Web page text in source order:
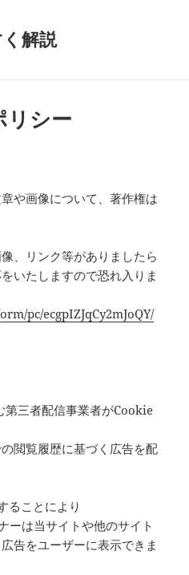
解説
リシー
や画像について、著作権は
、リンク等がありましたら
いたしますので恐れ入りま
pc/ecgpIZJqCy2mJoQY/
第三者配信事業者がCookie
閲覧履歴に基づく広告を配
ることにより
ーは当サイトや他のサイト
告をユーザーに表示できま